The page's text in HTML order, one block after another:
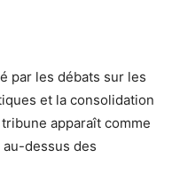
par les débats sur les
et la consolidation
apparaît comme
au-dessus des